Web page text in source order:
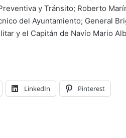
y Tránsito; Roberto
del Ayuntamiento; General
y el Capitán de Navío Mario
LinkedIn Pinterest